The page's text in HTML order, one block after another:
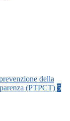
della
(PTPCT) 5